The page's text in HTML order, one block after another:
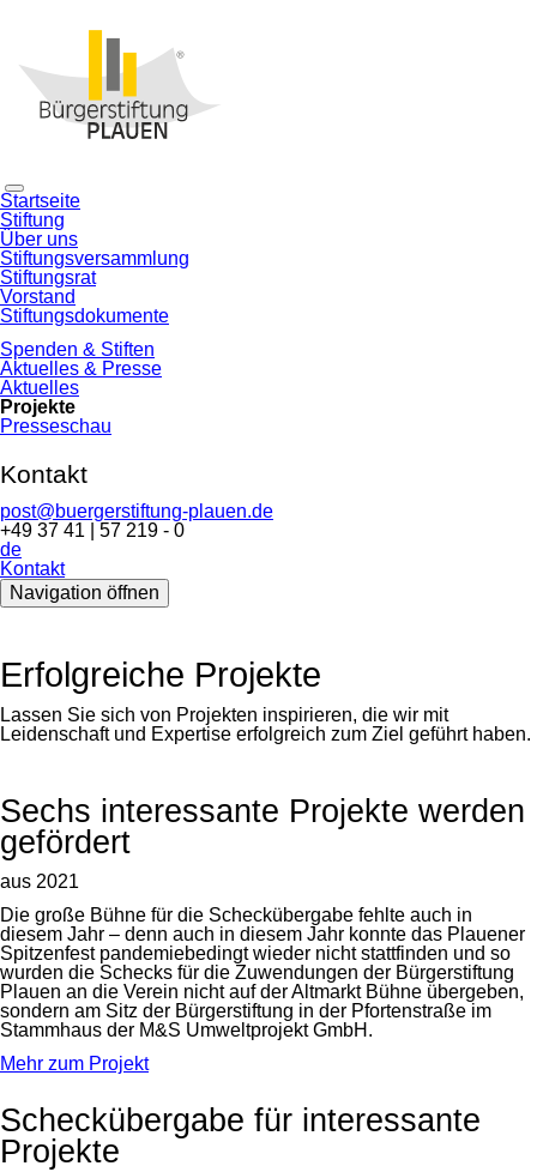
Navigation
überspringen
Startseite
Stiftung
Über uns
Stiftungsversammlung
Stiftungsrat
Vorstand
Stiftungsdokumente
Spenden & Stiften
Aktuelles & Presse
Aktuelles
Projekte
Presseschau
Kontakt
post@buergerstiftung-plauen.de
+49 37 41 | 57 219 - 0
de
Kontakt
Navigation öffnen
Erfolgreiche Projekte
Lassen Sie sich von Projekten inspirieren, die wir mit
Leidenschaft und Expertise erfolgreich zum Ziel geführt haben.
Sechs interessante Projekte werden
gefördert
aus 2021
Die große Bühne für die Scheckübergabe fehlte auch in
diesem Jahr – denn auch in diesem Jahr konnte das Plauener
Spitzenfest pandemiebedingt wieder nicht stattfinden und so
wurden die Schecks für die Zuwendungen der Bürgerstiftung
Plauen an die Verein nicht auf der Altmarkt Bühne übergeben,
sondern am Sitz der Bürgerstiftung in der Pfortenstraße im
Stammhaus der M&S Umweltprojekt GmbH.
Mehr zum Projekt
Scheckübergabe für interessante
Projekte